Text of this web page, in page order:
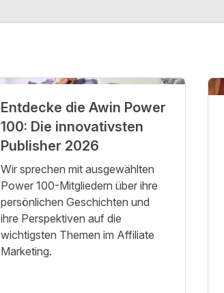
Entdecke die Awin Power
100: Die innovativsten
Publisher 2026
Wir sprechen mit ausgewählten
Power 100-Mitgliedern über ihre
persönlichen Geschichten und
ihre Perspektiven auf die
wichtigsten Themen im Affiliate
Marketing.